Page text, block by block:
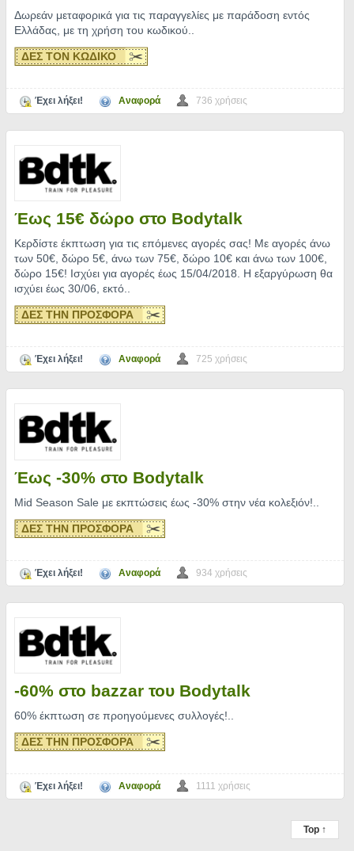
Δωρεάν μεταφορικά για τις παραγγελίες με παράδοση εντός
Ελλάδας, με τη χρήση του κωδικού
ΔΕΣ ΤΟΝ ΚΩΔΙΚΟ
Έχει λήξει! Αναφορά 736 χρήσεις
Έως 15€ δώρο στο Bodytalk
Κερδίστε έκπτωση για τις επόμενες αγορές σας! Με αγορές άνω
των 50€, δώρο 5€, άνω των 75€, δώρο 10€ και άνω των 100€,
δώρο 15€! Ισχύει για αγορές έως 15/04/2018. Η εξαργύρωση θα
ισχύει έως 30/06, εκτό..
ΔΕΣ ΤΗΝ ΠΡΟΣΦΟΡΑ
Έχει λήξει! Αναφορά 725 χρήσεις
Έως -30% στο Bodytalk
Mid Season Sale με εκπτώσεις έως -30% στην νέα κολεξιόν!
ΔΕΣ ΤΗΝ ΠΡΟΣΦΟΡΑ
Έχει λήξει! Αναφορά 934 χρήσεις
-60% στο bazzar του Bodytalk
60% έκπτωση σε προηγούμενες συλλογές!
ΔΕΣ ΤΗΝ ΠΡΟΣΦΟΡΑ
Έχει λήξει! Αναφορά 1111 χρήσεις
Top ↑